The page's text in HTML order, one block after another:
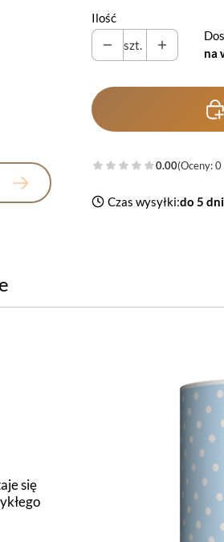
Ilość
szt.
na
0.00(Oceny: 0
Czas wysyłki:do 5 dni
się